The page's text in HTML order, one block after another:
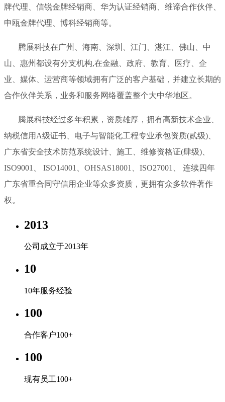
牌代理、信锐金牌经销商、华为认证经销商、维谛合作伙伴、
申瓯金牌代理、博科经销商等。
腾展科技在广州、海南、深圳、江门、湛江、佛山、中
山、惠州都设有分支机构,在金融、政府、教育、医疗、企
业、媒体、运营商等领域拥有广泛的客户基础，并建立长期的
合作伙伴关系，业务和服务网络覆盖整个大中华地区。
腾展科技经过多年积累，资质雄厚，拥有高新技术企业、
纳税信用A级证书、电子与智能化工程专业承包资质(贰级)、
广东省安全技术防范系统设计、施工、维修资格证(肆级)、
ISO9001、 ISO14001、OHSAS18001、ISO27001、 连续四年
广东省重合同守信用企业等众多资质，更拥有众多软件著作
权。
2013
公司成立于2013年
10
10年服务经验
100
合作客户100+
100
现有员工100+